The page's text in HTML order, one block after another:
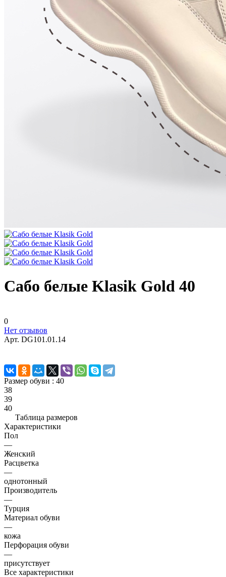
Сабо белые Klasik Gold 40
0
Нет отзывов
Арт. DG101.01.14
Размер обуви : 40
38
39
40
Таблица размеров
Характеристики
Пол
—
Женский
Расцветка
—
однотонный
Производитель
—
Турция
Материал обуви
—
кожа
Перфорация обуви
—
присутствует
Все характеристики